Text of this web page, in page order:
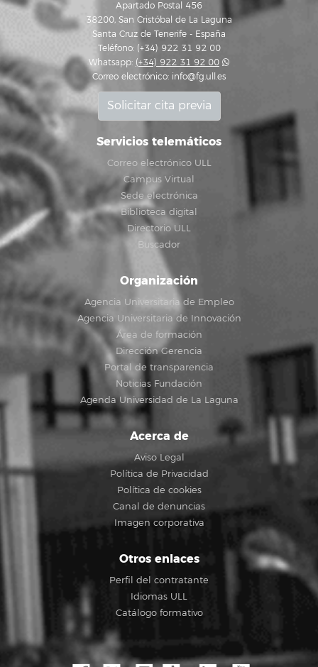
Apartado Postal 456
38200, San Cristóbal de La Laguna
Santa Cruz de Tenerife - España
Teléfono: (+34) 922 31 92 00
Whatsapp: (+34) 922 31 92 00
Correo electrónico: info@fg.ull.es
Solicitar cita previa
Servicios telemáticos
Correo electrónico ULL
Campus Virtual
Sede electrónica
Biblioteca digital
Directorio ULL
Buscador
Organización
Agencia Universitaria de Empleo
Agencia Universitaria de Innovación
Área de formación
Dirección Gerencia
Portal de transparencia
Noticias Fundación
Agenda Universidad de La Laguna
Acerca de
Aviso Legal
Política de Privacidad
Política de cookies
Canal de denuncias
Imagen corporativa
Otros enlaces
Perfil del contratante
Idiomas ULL
Catálogo formativo